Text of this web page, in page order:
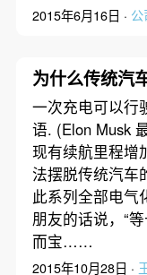
2015年6月16日 ·
为什么传统汽
一次充电可以行
语. (Elon Musk
现有续航里程增
法摆脱传统汽车
此系列全部电气
朋友的话说，“
而宝……
2015年10月28日 ·